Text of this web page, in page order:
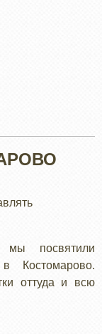
мы посвятили
Костомарово.
оттуда и всю